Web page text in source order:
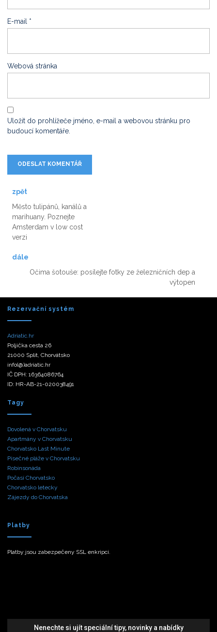
E-mail *
Webová stránka
Uložit do prohlížeče jméno, e-mail a webovou stránku pro
budoucí komentáře.
zpět
Město tulipánů, kanálů a
marihuany. Poznejte
Amsterdam v low cost
verzi
dále
Očima šotouše: posílejte fotky ze železničních dep a
výtopen
Rezervační systém
Adriatic.hr
Poljička cesta 26
21000 Split, Chorvátsko
info(@)adriatic.hr
IČ DPH: 16364086764
ID: HR-AB-21-020038491
Tagy
Dovolená v Chorvatsku
Apartmány v Chorvatsku
Chorvatsko Last Minute
Písečné pláže v Chorvatsku
Robinsonáda
Počasí Chorvatsko
Chorvatsko letecky
Zájezdy do Chorvatska
Platby
Platby jsou zabezpečeny SSL enkripci.
Nenechte si ujít speciální tipy, novinky a nabídky